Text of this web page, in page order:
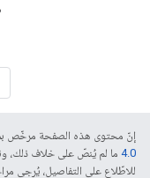
إنّ محتوى هذه الصفحة مرخّص
4.0‏ ما لم يُنصّ على خلاف ذلك،
للاطّلاع على التفاصيل، يُرجى